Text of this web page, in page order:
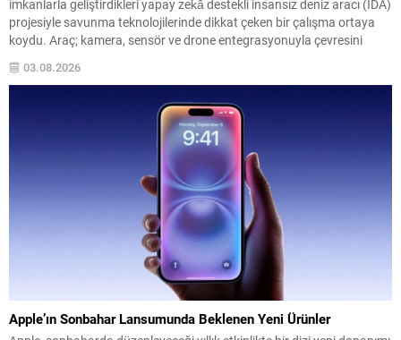
imkanlarla geliştirdikleri yapay zekâ destekli insansız deniz aracı (İDA)
projesiyle savunma teknolojilerinde dikkat çeken bir çalışma ortaya
koydu. Araç; kamera, sensör ve drone entegrasyonuyla çevresini
deniz üzerinde bağımsız hareket edebilmenin ötesinde; hava, kara ve
03.08.2026
Apple’ın Sonbahar Lansumunda Beklenen Yeni Ürünler